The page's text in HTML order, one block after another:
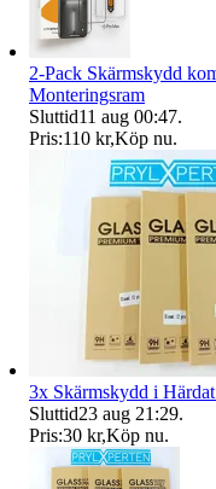
2-Pack Skärmskydd
Monteringsram
Sluttid11 aug 00:47.
Pris:110 kr,Köp nu.
3x Skärmskydd i
Sluttid23 aug 21:29.
Pris:30 kr,Köp nu.